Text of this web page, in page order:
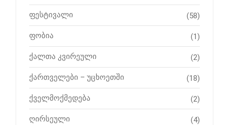
ფესტივალი (58)
ფობია (1)
ქალთა კვირეული (2)
ქართველები – უცხოეთში (18)
ქველმოქმედება (2)
ღირსეული (4)